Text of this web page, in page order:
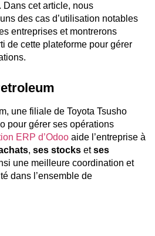
cet article, nous
des cas d’utilisation notables
entreprises et montrerons
de cette plateforme pour gérer
une filiale de Toyota Tsusho
pour gérer ses opérations
ERP d’Odoo aide l’entreprise à
, ses stocks etses
une meilleure coordination et
dans l’ensemble de